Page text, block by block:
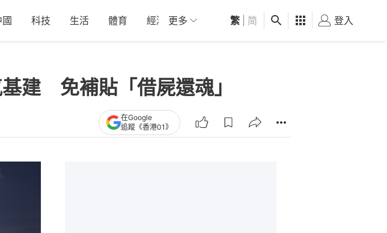
國 科技 生活 體育 經濟 01深圳 觀點 健康 好食玩飛
更多 繁 简 登入
建 免補貼「借屍還魂」
在Google
追蹤《香港01》